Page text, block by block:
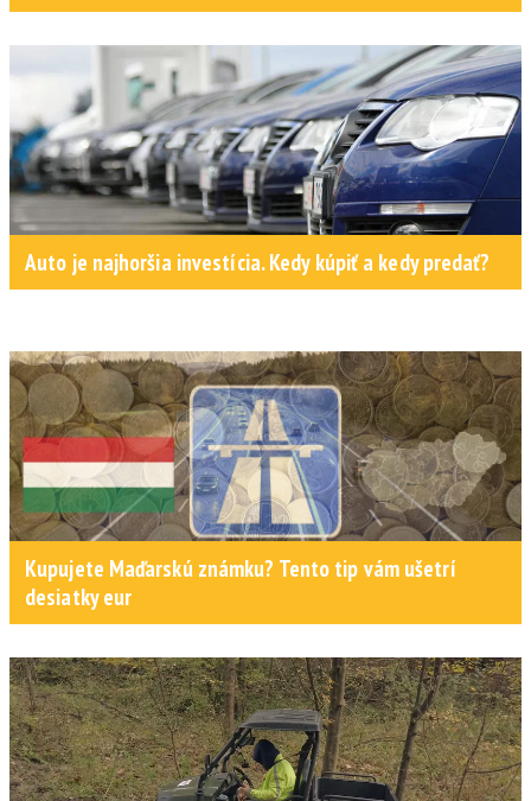
Auto je najhoršia investícia. Kedy kúpiť a kedy predať?
Kupujete Maďarskú známku? Tento tip vám ušetrí
desiatky eur